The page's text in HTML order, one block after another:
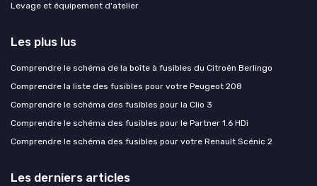
Levage et équipement d'atelier
Les plus lus
Comprendre le schéma de la boîte à fusibles du Citroën Berlingo
Comprendre la liste des fusibles pour votre Peugeot 208
Comprendre le schéma des fusibles pour la Clio 3
Comprendre le schéma des fusibles pour le Partner 1.6 HDi
Comprendre le schéma des fusibles pour votre Renault Scénic 2
Les derniers articles